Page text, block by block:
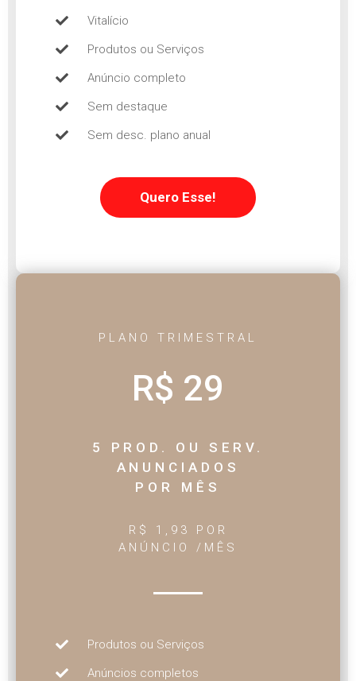
Vitalício
Produtos ou Serviços
Anúncio completo
Sem destaque
Sem desc. plano anual
Quero Esse!
PLANO TRIMESTRAL
R$ 29
5 PROD. OU SERV.
ANUNCIADOS
POR MÊS
R$ 1,93 POR
ANÚNCIO /MÊS
Produtos ou Serviços
Anúncios completos